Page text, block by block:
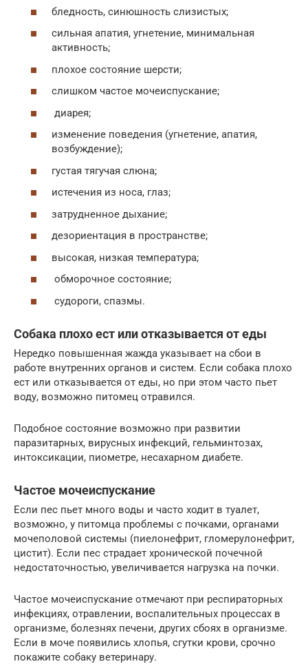
бледность, синюшность слизистых;
сильная апатия, угнетение, минимальная
активность;
плохое состояние шерсти;
слишком частое мочеиспускание;
диарея;
изменение поведения (угнетение, апатия,
возбуждение);
густая тягучая слюна;
истечения из носа, глаз;
затрудненное дыхание;
дезориентация в пространстве;
высокая, низкая температура;
обморочное состояние;
судороги, спазмы.
Собака плохо ест или отказывается от еды
Нередко повышенная жажда указывает на сбои в
работе внутренних органов и систем. Если собака плохо
ест или отказывается от еды, но при этом часто пьет
воду, возможно питомец отравился.
Подобное состояние возможно при развитии
паразитарных, вирусных инфекций, гельминтозах,
интоксикации, пиометре, несахарном диабете.
Частое мочеиспускание
Если пес пьет много воды и часто ходит в туалет,
возможно, у питомца проблемы с почками, органами
мочеполовой системы (пиелонефрит, гломерулонефрит,
цистит). Если пес страдает хронической почечной
недостаточностью, увеличивается нагрузка на почки.
Частое мочеиспускание отмечают при респираторных
инфекциях, отравлении, воспалительных процессах в
организме, болезнях печени, других сбоях в организме.
Если в моче появились хлопья, сгутки крови, срочно
покажите собаку ветеринару.